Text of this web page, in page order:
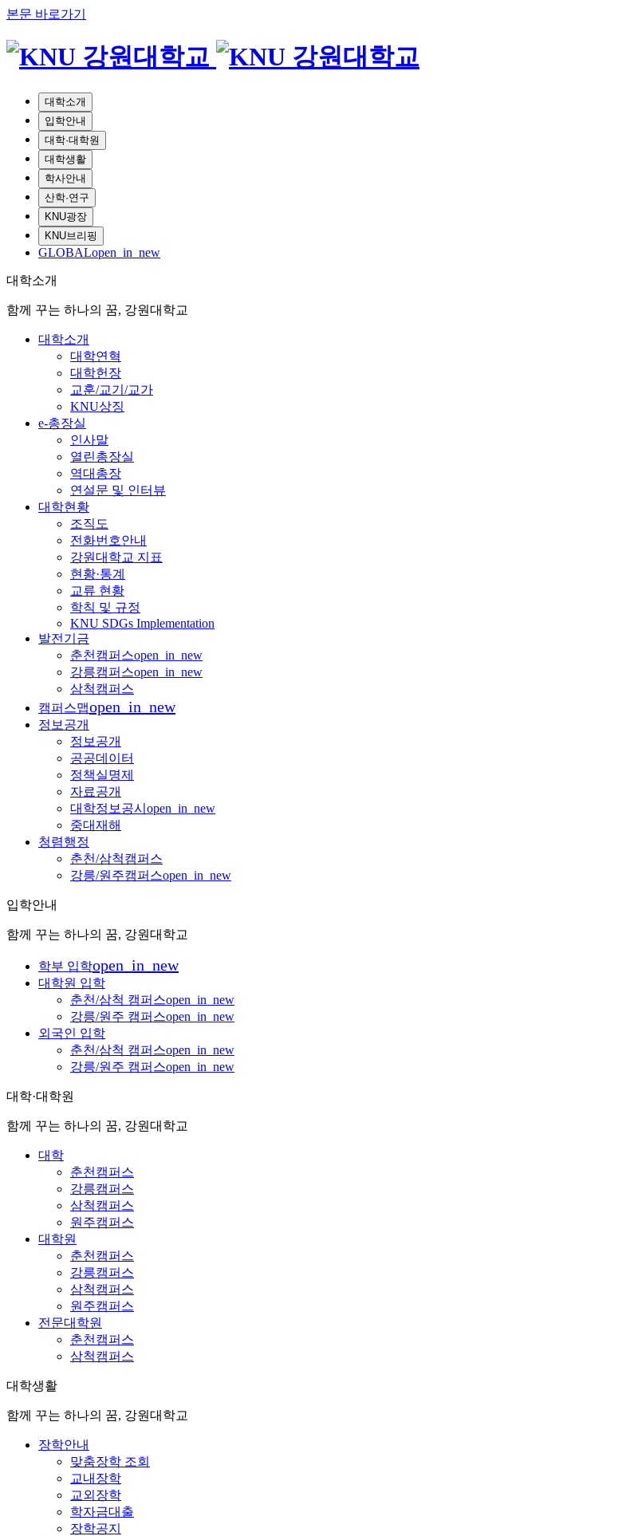
본문 바로가기
대학소개
입학안내
대학·대학원
대학생활
학사안내
산학·연구
KNU광장
KNU브리핑
GLOBALopen_in_new
대학소개
함께 꾸는 하나의 꿈, 강원대학교
대학소개
대학연혁
대학헌장
교훈/교기/교가
KNU상징
e-총장실
인사말
열린총장실
역대총장
연설문 및 인터뷰
대학현황
조직도
전화번호안내
강원대학교 지표
현황·통계
교류 현황
학칙 및 규정
KNU SDGs Implementation
발전기금
춘천캠퍼스open_in_new
강릉캠퍼스open_in_new
삼척캠퍼스
캠퍼스맵open_in_new
정보공개
정보공개
공공데이터
정책실명제
자료공개
대학정보공시 open_in_new
중대재해
청렴행정
춘천/삼척캠퍼스
강릉/원주캠퍼스open_in_new
입학안내
함께 꾸는 하나의 꿈, 강원대학교
학부 입학open_in_new
대학원 입학
춘천/삼척 캠퍼스open_in_new
강릉/원주 캠퍼스open_in_new
외국인 입학
춘천/삼척 캠퍼스open_in_new
강릉/원주 캠퍼스open_in_new
대학·대학원
함께 꾸는 하나의 꿈, 강원대학교
대학
춘천캠퍼스
강릉캠퍼스
삼척캠퍼스
원주캠퍼스
대학원
춘천캠퍼스
강릉캠퍼스
삼척캠퍼스
원주캠퍼스
전문대학원
춘천캠퍼스
삼척캠퍼스
대학생활
함께 꾸는 하나의 꿈, 강원대학교
장학안내
맞춤장학 조회
교내장학
교외장학
학자금대출
장학공지